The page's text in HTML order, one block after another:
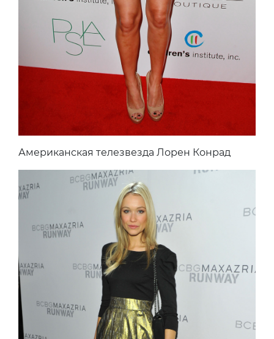
Американская телезвезда Лорен Конрад